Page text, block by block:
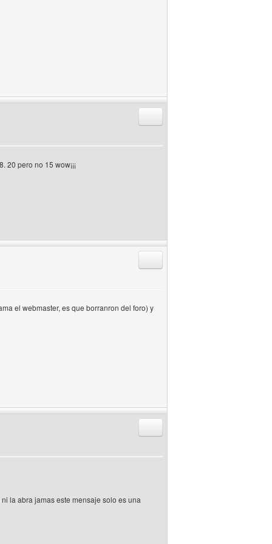
20 pero no 15 wow¡¡¡
el webmaster, es que borranron del foro) y
la abra jamas este mensaje solo es una